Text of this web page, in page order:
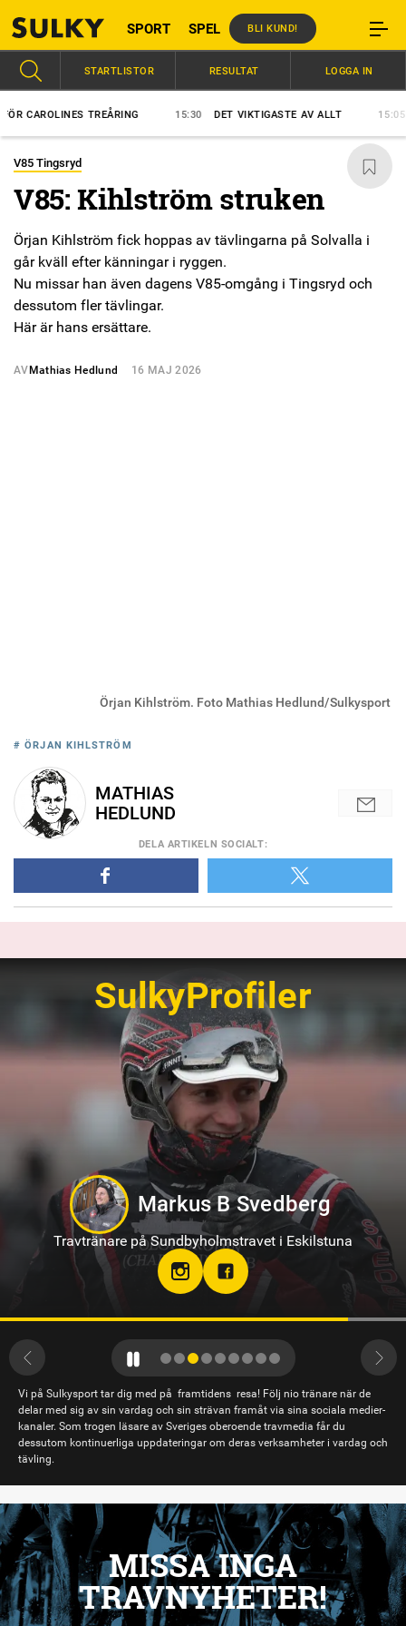
SPORT SPEL BLI KUND!
TREÅRING DET VIKTIGASTE AV ALLT ÅKE
STARTLISTOR RESULTAT LOGGA IN
V85 Tingsryd
V85: Kihlström struken
Örjan Kihlström fick hoppas av tävlingarna på Solvalla i
går kväll efter känningar i ryggen.
Nu missar han även dagens V85-omgång i Tingsryd och
dessutom fler tävlingar.
Här är hans ersättare.
AV Mathias Hedlund 16 MAJ 2026
Örjan Kihlström. Foto Mathias Hedlund/Sulkysport
# ÖRJAN KIHLSTRÖM
MATHIAS
HEDLUND
DELA ARTIKELN SOCIALT:
SulkyProfiler
Markus B Svedberg
Travtränare på Sundbyholmstravet i Eskilstuna
Vi på Sulkysport tar dig med på framtidens resa! Följ nio tränare när de
delar med sig av sin vardag och sin strävan framåt via sina sociala medier-
kanaler. Som trogen läsare av Sveriges oberoende travmedia får du
dessutom kontinuerliga uppdateringar om deras verksamheter i vardag och
tävling.
MISSA INGA
TRAVNYHETER!